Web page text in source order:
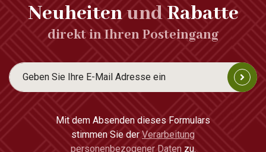
NeuheitenundRabatte
direkt in Ihren Posteingang
Mit dem Absenden dieses Formulars
stimmen Sie der Verarbeitung
personenbezogener Daten zu.